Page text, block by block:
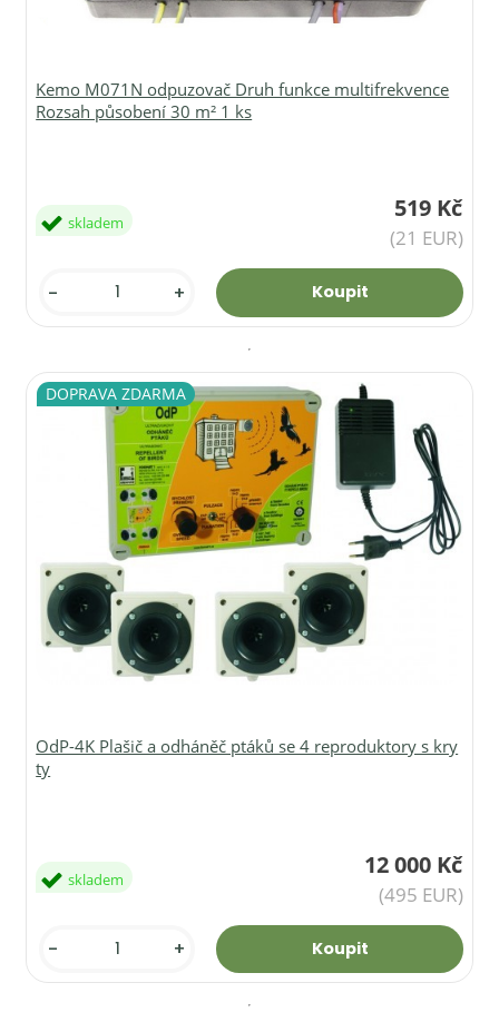
Kemo M071N odpuzovač Druh funkce multifrekvence
Rozsah působení 30 m² 1 ks
519 Kč
(21 EUR)
skladem
- +
OdP-4K Plašič a odháněč ptáků se 4 reproduktory s kry
ty
12 000 Kč
(495 EUR)
skladem
- +
DOPRAVA ZDARMA